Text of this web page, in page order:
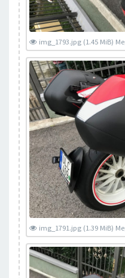
img_1793.jpg (1.45 MiB)
img_1791.jpg (1.39 MiB)